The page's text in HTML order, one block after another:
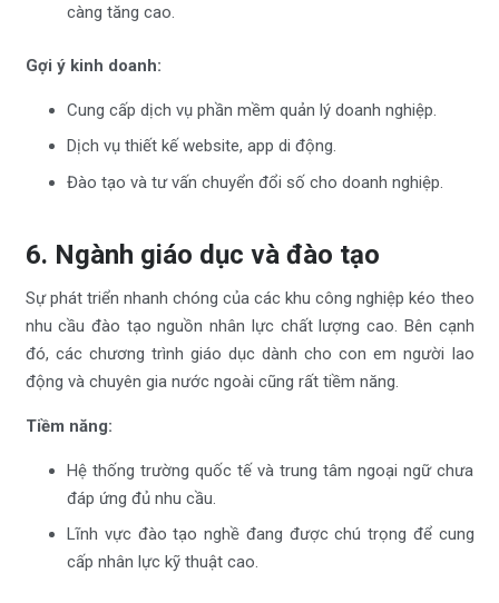
càng tăng cao.
Gợi ý kinh doanh:
Cung cấp dịch vụ phần mềm quản lý doanh nghiệp.
Dịch vụ thiết kế website, app di động.
Đào tạo và tư vấn chuyển đổi số cho doanh nghiệp.
6. Ngành giáo dục và đào tạo
Sự phát triển nhanh chóng của các khu công nghiệp kéo theo
nhu cầu đào tạo nguồn nhân lực chất lượng cao. Bên cạnh
đó, các chương trình giáo dục dành cho con em người lao
động và chuyên gia nước ngoài cũng rất tiềm năng.
Tiềm năng:
Hệ thống trường quốc tế và trung tâm ngoại ngữ chưa
đáp ứng đủ nhu cầu.
Lĩnh vực đào tạo nghề đang được chú trọng để cung
cấp nhân lực kỹ thuật cao.